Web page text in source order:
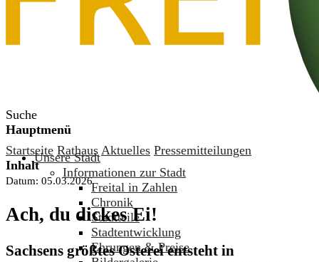
Suche
Hauptmenü
Unsere Stadt
Informationen zur Stadt
Freital in Zahlen
Chronik
Stadtteile
Stadtentwicklung
Ehrungen & Preise
Startseite Rathaus Aktuelles Pressemitteilungen
Inhalt
Datum: 05.03.2026
Ach, du dickes Ei!
Sachsens größtes Osterei entsteht in